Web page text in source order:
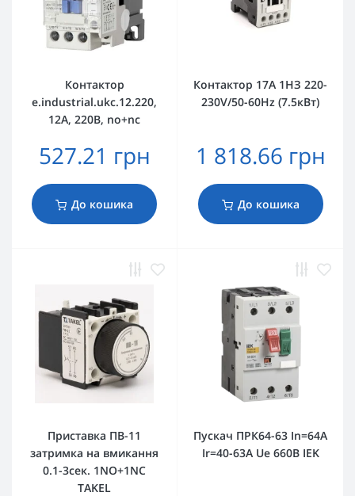
Контактор
e.industrial.ukc.12.220,
12А, 220В, no+nc
527.21 грн
До кошика
Контактор 17А 1НЗ 220-
230V/50-60Hz (7.5кВт)
1 818.66 грн
До кошика
Приставка ПВ-11
затримка на вмикання
0.1-3сек. 1NO+1NC
TAKEL
Пускач ПРК64-63 In=64A
Ir=40-63A Ue 660В IEK